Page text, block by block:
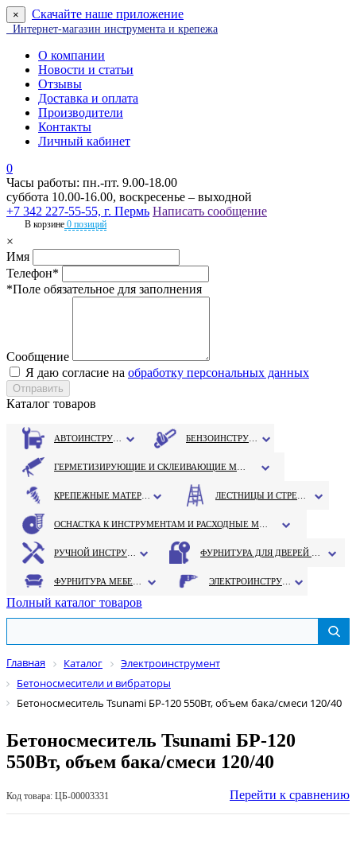
× Скачайте наше приложение
Интернет-магазин инструмента и крепежа
О компании
Новости и статьи
Отзывы
Доставка и оплата
Производители
Контакты
Личный кабинет
0
Часы работы: пн.-пт. 9.00-18.00
суббота 10.00-16.00, воскресенье – выходной
+7 342 227-55-55, г. Пермь Написать сообщение
В корзине 0 позиций
×
Имя
Телефон*
*Поле обязательное для заполнения
Сообщение
Я даю согласие на обработку персональных данных
Каталог товаров
Полный каталог товаров
Главная Каталог
Электроинструмент
Бетоносмесители и вибраторы
Бетоносмеситель Tsunami БР-120 550Вт, объем бака/смеси 120/40
Бетоносмеситель Tsunami БР-120
550Вт, объем бака/смеси 120/40
Код товара: ЦБ-00003331 Перейти к сравнению